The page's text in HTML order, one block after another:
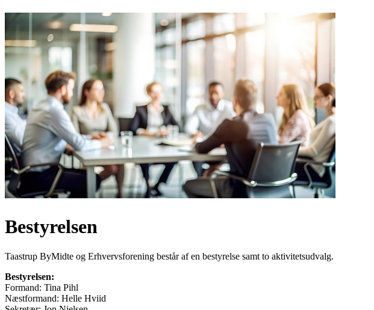
Bestyrelsen
Taastrup ByMidte og Erhvervsforening består af en bestyrelse samt to aktivitetsudvalg.
Bestyrelsen:
Formand: Tina Pihl
Næstformand: Helle Hviid